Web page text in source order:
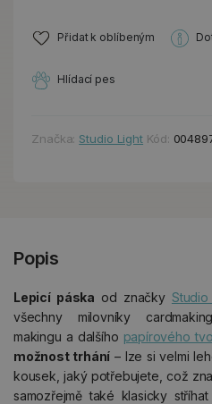
Přidat k oblíbeným
Hlídací pes
Značka: Studio Light Kód:
Popis
Lepicí páska od značky
všechny milovníky
makingu a dalšího papírového
možnost trhání – lze si velmi
kousek, jaký potřebujete, což
samozřejmě také klasicky